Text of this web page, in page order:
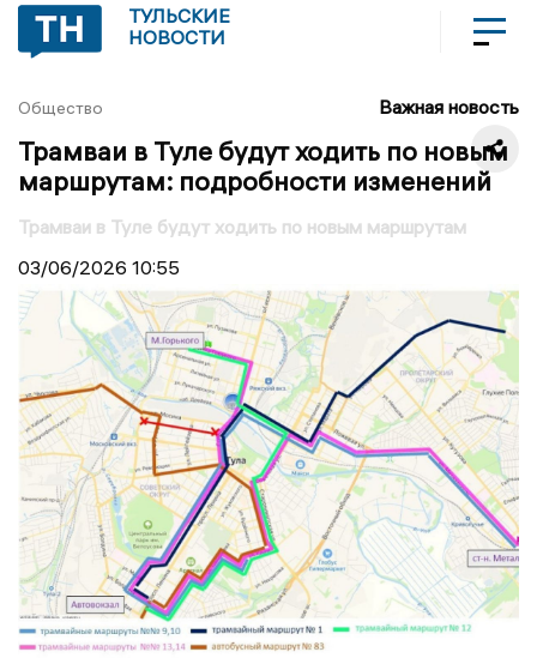
ТУЛЬСКИЕ
НОВОСТИ
Общество Важная новость
Трамваи в Туле будут ходить по новым
маршрутам: подробности изменений
Трамваи в Туле будут ходить по новым маршрутам
03/06/2026 10:55